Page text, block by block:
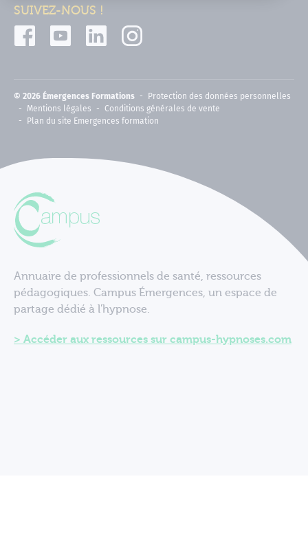
SUIVEZ-NOUS !
© 2026 Émergences Formations
Protection des données personnelles
Mentions légales
Conditions générales de vente
Plan du site Emergences formation
Annuaire de professionnels de santé, ressources
pédagogiques. Campus Émergences, un espace de
partage dédié à l'hypnose.
Accéder aux ressources sur campus-hypnoses.com